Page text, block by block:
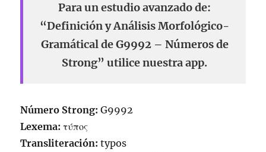
Para un estudio avanzado de:
“Definición y Análisis Morfológico-
Gramátical de G9992 – Números de
Strong” utilice nuestra app.
Número Strong:G9992
Lexema:τύπος
Transliteración:typos